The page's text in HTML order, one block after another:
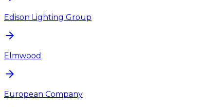
Edison Lighting Group
Elmwood
European Company